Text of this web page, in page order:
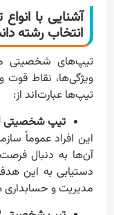
آشنایی با
انتخاب رشته
تیپ‌های شخصیتی
ویژگی‌ها، نقاط
تیپ‌ها عبارت‌اند از:
تیپ شخصیتی ESTJ
این افراد عموماً
آن‌ها به دنبال
دستیابی به این
مدیریت و